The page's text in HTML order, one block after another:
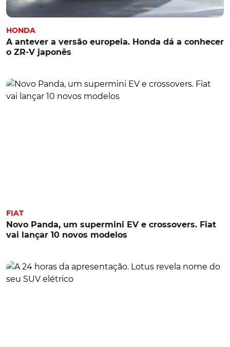
HONDA
A antever a versão europeia. Honda dá a conhecer
o ZR-V japonês
FIAT
Novo Panda, um supermini EV e crossovers. Fiat
vai lançar 10 novos modelos